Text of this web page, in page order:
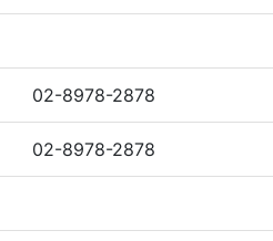
02-8978-2878
02-8978-2878